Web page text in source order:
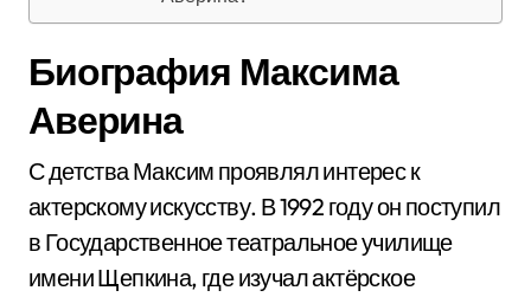
Биография Максима
Аверина
С детства Максим проявлял интерес к
актерскому искусству. В 1992 году он поступил
в Государственное театральное училище
имени Щепкина, где изучал актёрское